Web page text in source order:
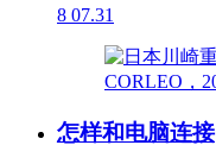
8 07.31
怎样和电脑连接